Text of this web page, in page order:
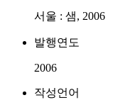
서울 : 샘, 2006
발행연도
2006
작성언어